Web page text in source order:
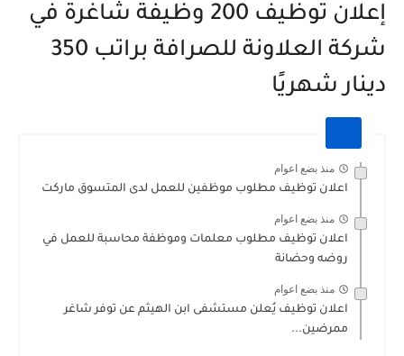
إعلان توظيف 200 وظيفة شاغرة في
شركة العلاونة للصرافة براتب 350
دينار شهريًا
منذ بضع اعوام
اعلان توظيف مطلوب موظفين للعمل لدى المتسوق ماركت
منذ بضع اعوام
اعلان توظيف مطلوب معلمات وموظفة محاسبة للعمل في
روضه وحضانة
منذ بضع اعوام
اعلان توظيف يُعلن مستشفى ابن الهيثم عن توفر شاغر
ممرضين...